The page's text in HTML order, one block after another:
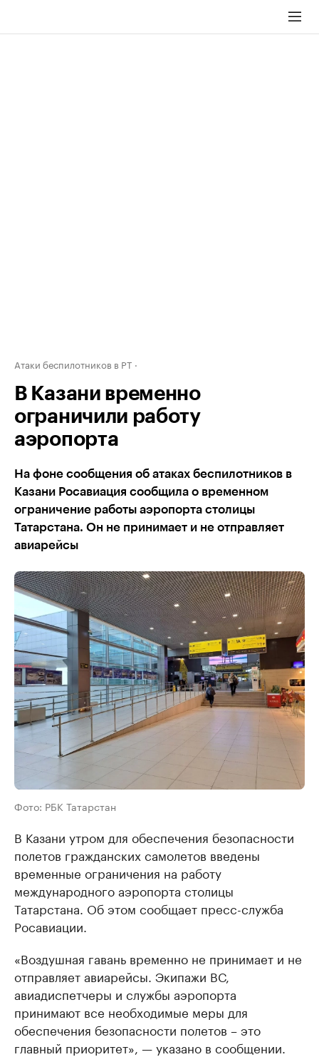
Атаки беспилотников в РТ
В Казани временно
ограничили работу
аэропорта
На фоне сообщения об атаках беспилотников в
Казани Росавиация сообщила о временном
ограничение работы аэропорта столицы
Татарстана. Он не принимает и не отправляет
авиарейсы
Фото: РБК Татарстан
В Казани утром для обеспечения безопасности
полетов гражданских самолетов введены
временные ограничения на работу
международного аэропорта столицы
Татарстана. Об этом сообщает пресс-служба
Росавиации.
«Воздушная гавань временно не принимает и не
отправляет авиарейсы. Экипажи ВС,
авиадиспетчеры и службы аэропорта
принимают все необходимые меры для
обеспечения безопасности полетов – это
главный приоритет», — указано в сообщении.